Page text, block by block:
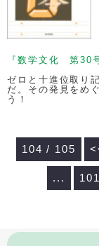
『数学文化 第30
ゼロと十進位取り
だ。その発見をめ
う！
104 / 105
... 101